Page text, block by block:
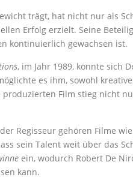
trägt, hat nicht nur als
Erfolg erzielt. Seine
kontinuierlich gewachsen ist.
, im Jahr 1989, konnte sich
es ihm, sowohl
Film stieg nicht
Regisseur gehören Filme wie
sein Talent weit über das
ein, wodurch Robert De
kann.